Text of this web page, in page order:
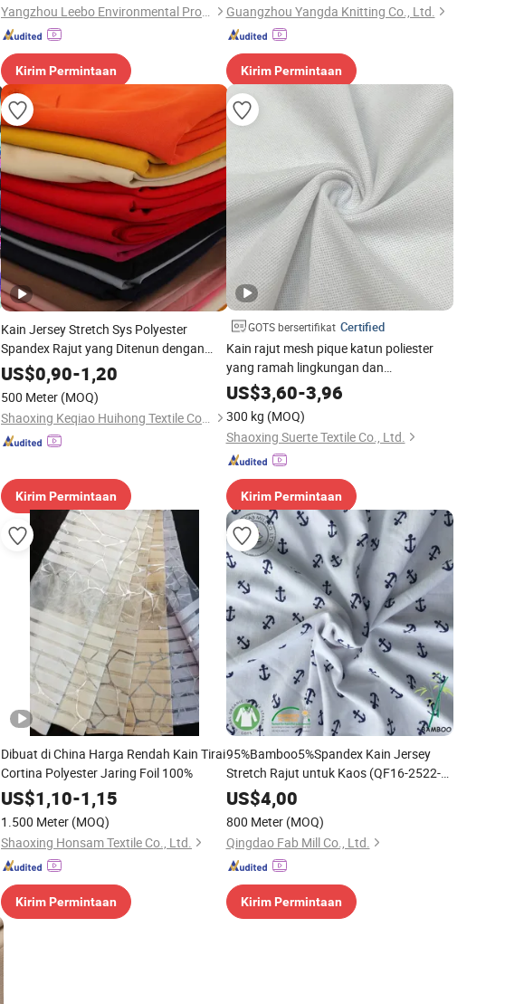
Yangzhou Leebo Environmental Protection Material Co., Ltd
Kirim Permintaan
Guangzhou Yangda Knitting Co., Ltd.
Kirim Permintaan
Kain Jersey Stretch Sys Polyester
Spandex Rajut yang Ditenun dengan
Kualitas Tinggi untuk Pakaian
US$0,90-1,20
500 Meter (MOQ)
Shaoxing Keqiao Huihong Textile Co., Ltd.
Kirim Permintaan
GOTS bersertifikat Certified
Kain rajut mesh pique katun poliester
yang ramah lingkungan dan
disesuaikan
US$3,60-3,96
300 kg (MOQ)
Shaoxing Suerte Textile Co., Ltd.
Kirim Permintaan
Dibuat di China Harga Rendah Kain Tirai
Cortina Polyester Jaring Foil 100%
US$1,10-1,15
1.500 Meter (MOQ)
Shaoxing Honsam Textile Co., Ltd.
Kirim Permintaan
95%Bamboo5%Spandex Kain Jersey
Stretch Rajut untuk Kaos (QF16-2522-
P4-WHITE)
US$4,00
800 Meter (MOQ)
Qingdao Fab Mill Co., Ltd.
Kirim Permintaan